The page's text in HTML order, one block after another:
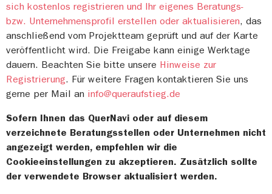
sich kostenlos registrieren und Ihr eigenes Beratungs-
bzw. Unternehmensprofil erstellen oder aktualisieren, das
anschließend vom Projektteam geprüft und auf der Karte
veröffentlicht wird. Die Freigabe kann einige Werktage
dauern. Beachten Sie bitte unsere Hinweise zur
Registrierung. Für weitere Fragen kontaktieren Sie uns
gerne per Mail an info@queraufstieg.de
Sofern Ihnen das QuerNavi oder auf diesem
verzeichnete Beratungsstellen oder Unternehmen nicht
angezeigt werden, empfehlen wir die
Cookieeinstellungen zu akzeptieren. Zusätzlich sollte
der verwendete Browser aktualisiert werden.